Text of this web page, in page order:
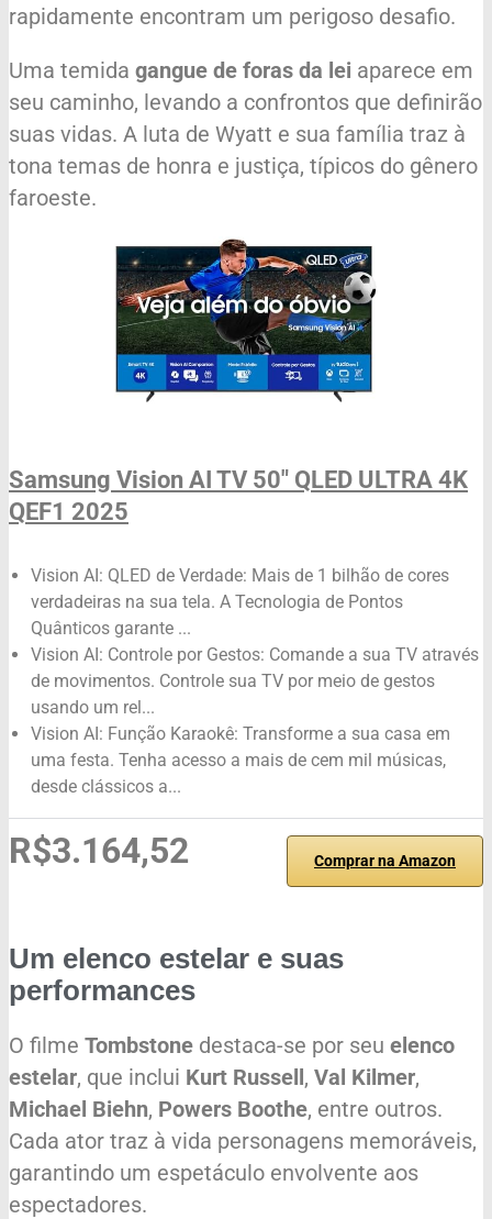
rapidamente encontram um perigoso desafio.
Uma temida gangue de foras da lei aparece em
seu caminho, levando a confrontos que definirão
suas vidas. A luta de Wyatt e sua família traz à
tona temas de honra e justiça, típicos do gênero
faroeste.
Samsung Vision AI TV 50" QLED ULTRA 4K
QEF1 2025
Vision AI: QLED de Verdade: Mais de 1 bilhão de cores
verdadeiras na sua tela. A Tecnologia de Pontos
Quânticos garante ...
Vision AI: Controle por Gestos: Comande a sua TV através
de movimentos. Controle sua TV por meio de gestos
usando um rel...
Vision AI: Função Karaokê: Transforme a sua casa em
uma festa. Tenha acesso a mais de cem mil músicas,
desde clássicos a...
R$3.164,52 Comprar na Amazon
Um elenco estelar e suas
performances
O filme Tombstone destaca-se por seu elenco
estelar, que inclui Kurt Russell, Val Kilmer,
Michael Biehn, Powers Boothe, entre outros.
Cada ator traz à vida personagens memoráveis,
garantindo um espetáculo envolvente aos
espectadores.